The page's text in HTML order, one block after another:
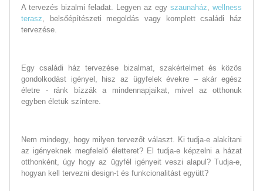
A tervezés bizalmi feladat. Legyen az egy szaunaház, wellness
terasz, belsőépítészeti megoldás vagy komplett családi ház
tervezése.
Egy családi ház tervezése bizalmat, szakértelmet és közös
gondolkodást igényel, hisz az ügyfelek évekre – akár egész
életre - ránk bízzák a mindennapjaikat, mivel az otthonuk
egyben életük színtere.
Nem mindegy, hogy milyen tervezőt választ. Ki tudja-e alakítani
az igényeknek megfelelő életteret? El tudja-e képzelni a házat
otthonként, úgy hogy az ügyfél igényeit veszi alapul? Tudja-e,
hogyan kell tervezni design-t és funkcionalitást együtt?